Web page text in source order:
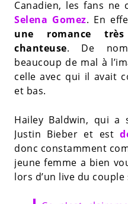
Canadien, les fans ne
Selena Gomez. En
une romance
chanteuse. De
beaucoup de mal à
celle avec qui il avait
et bas.
Hailey Baldwin, qui
Justin Bieber et est
donc constamment
jeune femme a bien
lors d’un live du couple